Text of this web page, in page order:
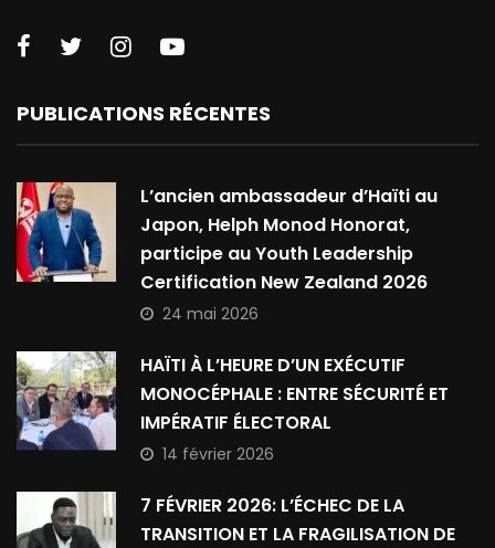
PUBLICATIONS RÉCENTES
L’ancien ambassadeur d’Haïti au
Japon, Helph Monod Honorat,
participe au Youth Leadership
Certification New Zealand 2026
24 mai 2026
HAÏTI À L’HEURE D’UN EXÉCUTIF
MONOCÉPHALE : ENTRE SÉCURITÉ ET
IMPÉRATIF ÉLECTORAL
14 février 2026
7 FÉVRIER 2026: L’ÉCHEC DE LA
TRANSITION ET LA FRAGILISATION DE